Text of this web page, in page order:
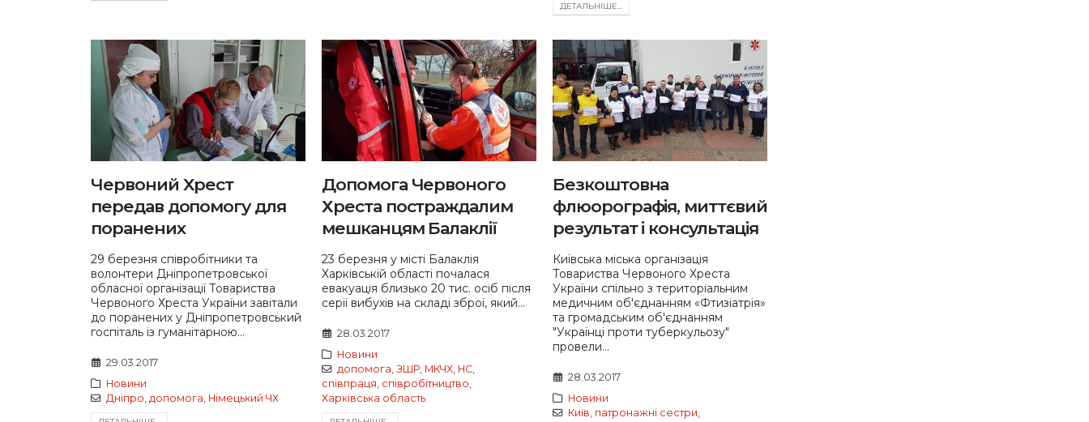
ДЕТАЛЬНIШЕ...
Червоний Хрест
передав допомогу для
поранених
29 березня співробітники та
волонтери Дніпропетровської
обласної організації Товариства
Червоного Хреста України завітали
до поранених у Дніпропетровський
госпіталь із гуманітарною...
29.03.2017
Новини
Дніпро допомога Німецький ЧХ
Допомога Червоного
Хреста постраждалим
мешканцям Балаклії
23 березня у місті Балаклія
Харківській області почалася
евакуація близько 20 тис. осіб після
серії вибухів на складі зброї, який...
28.03.2017
Новини
допомога ЗШР, МКЧХ, НС,
співпраця співробітництво
Харківська область
Безкоштовна
флюорографія, миттєвий
результат і консультація
Київська міська організація
Товариства Червоного Хреста
України спільно з територіальним
медичним об'єднанням «Фтизіатрія»
та громадським об'єднанням
"Українці проти туберкульозу"
провели...
28.03.2017
Новини
Київ патронажні сестри